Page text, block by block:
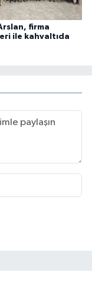
firma
ile kahvaltıda